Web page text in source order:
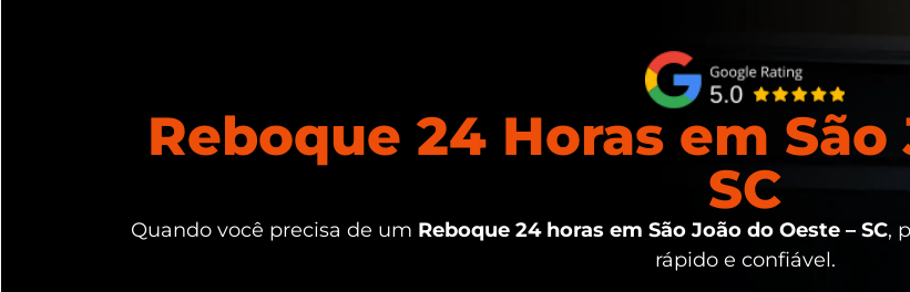
Reboque 24 Horas em
SC
Quando você precisa de um Reboque 24 horas em São João do Oeste – SC,
rápido e confiável.